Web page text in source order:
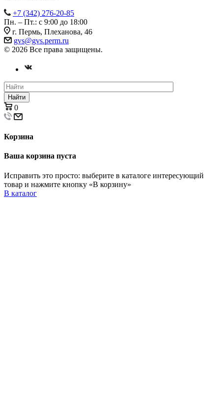
+7 (342) 276-20-85
Пн. – Пт.: с 9:00 до 18:00
г. Пермь, Плеханова, 46
gvs@gvs.perm.ru
© 2026 Все права защищены.
Найти
0
Корзина
Ваша корзина пуста
Исправить это просто: выберите в каталоге интересующий
товар и нажмите кнопку «В корзину»
В каталог